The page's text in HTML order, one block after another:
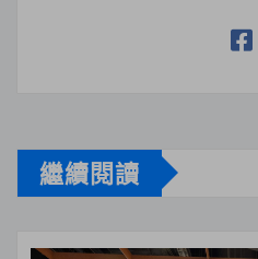
繼續閱讀